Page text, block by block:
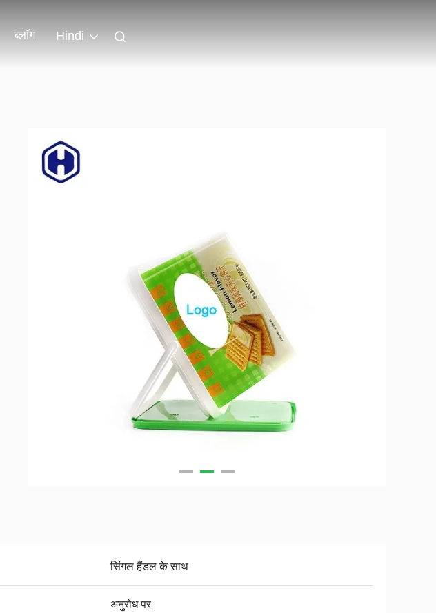
ब्लॉग Hindi
सिंगल हैंडल के साथ
अनुरोध पर